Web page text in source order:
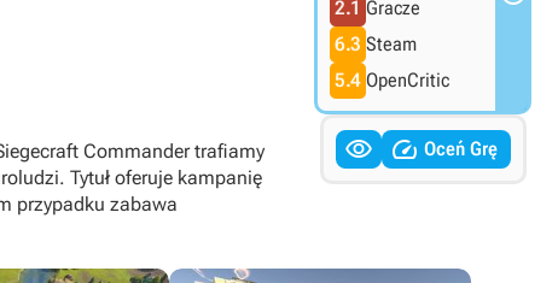
Commander trafiamy
Tytuł oferuje kampanię
przypadku zabawa
2.1 Gracze
6.3 Steam
5.4 OpenCritic
  Oceń Grę